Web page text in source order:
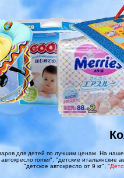
для детей по лучшим ценам. На
romer", "детские итальянские
"детское автокресло от 9 кг", "